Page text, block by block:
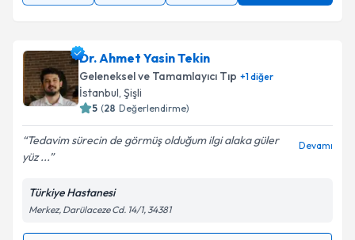
Dr. Ahmet Yasin Tekin
Geleneksel ve Tamamlayıcı Tıp +1diğer
İstanbul, Şişli
5 (28 Değerlendirme)
Tedavim sürecin de görmüş olduğum ilgi alaka güler
yüz ...
Devamı
Türkiye Hastanesi
Merkez, Darülaceze Cd. 14/1, 34381